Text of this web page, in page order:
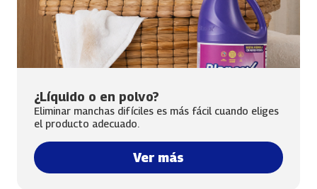
¿Líquido o en polvo?
Eliminar manchas difíciles es más fácil cuando eliges
el producto adecuado.
Ver más